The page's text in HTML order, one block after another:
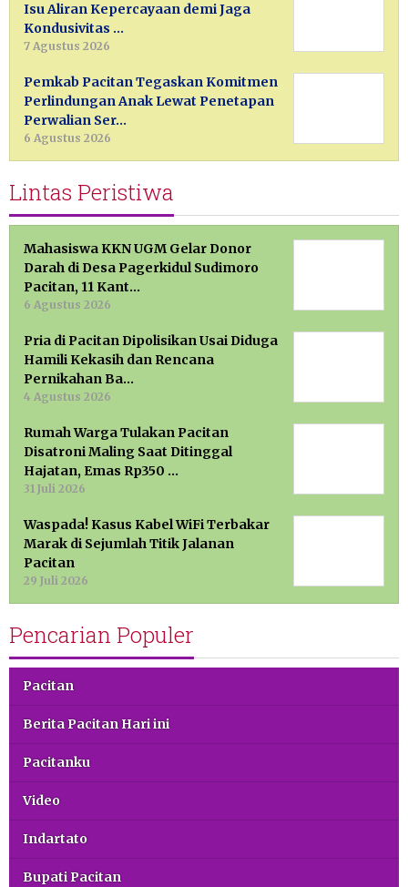
Isu Aliran Kepercayaan demi Jaga
Kondusivitas …
7 Agustus 2026
Pemkab Pacitan Tegaskan Komitmen
Perlindungan Anak Lewat Penetapan
Perwalian Ser…
6 Agustus 2026
Lintas Peristiwa
Mahasiswa KKN UGM Gelar Donor
Darah di Desa Pagerkidul Sudimoro
Pacitan, 11 Kant…
6 Agustus 2026
Pria di Pacitan Dipolisikan Usai Diduga
Hamili Kekasih dan Rencana
Pernikahan Ba…
4 Agustus 2026
Rumah Warga Tulakan Pacitan
Disatroni Maling Saat Ditinggal
Hajatan, Emas Rp350 …
31 Juli 2026
Waspada! Kasus Kabel WiFi Terbakar
Marak di Sejumlah Titik Jalanan
Pacitan
29 Juli 2026
Pencarian Populer
Pacitan
Berita Pacitan Hari ini
Pacitanku
Video
Indartato
Bupati Pacitan